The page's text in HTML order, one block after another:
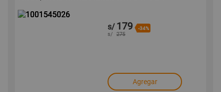
s/ 179 -34%
s/ 275
Agregar